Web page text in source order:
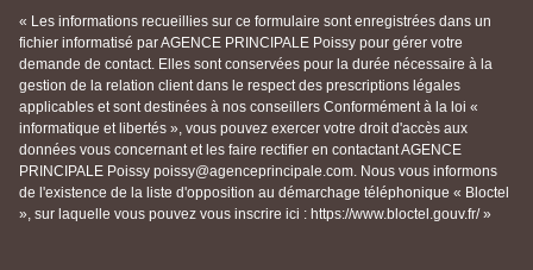
« Les informations recueillies sur ce formulaire sont enregistrées dans un
fichier informatisé par AGENCE PRINCIPALE Poissy pour gérer votre
demande de contact. Elles sont conservées pour la durée nécessaire à la
gestion de la relation client dans le respect des prescriptions légales
applicables et sont destinées à nos conseillers Conformément à la loi «
informatique et libertés », vous pouvez exercer votre droit d'accès aux
données vous concernant et les faire rectifier en contactant AGENCE
PRINCIPALE Poissy poissy@agenceprincipale.com. Nous vous informons
de l'existence de la liste d'opposition au démarchage téléphonique « Bloctel
», sur laquelle vous pouvez vous inscrire ici : https://www.bloctel.gouv.fr/ »